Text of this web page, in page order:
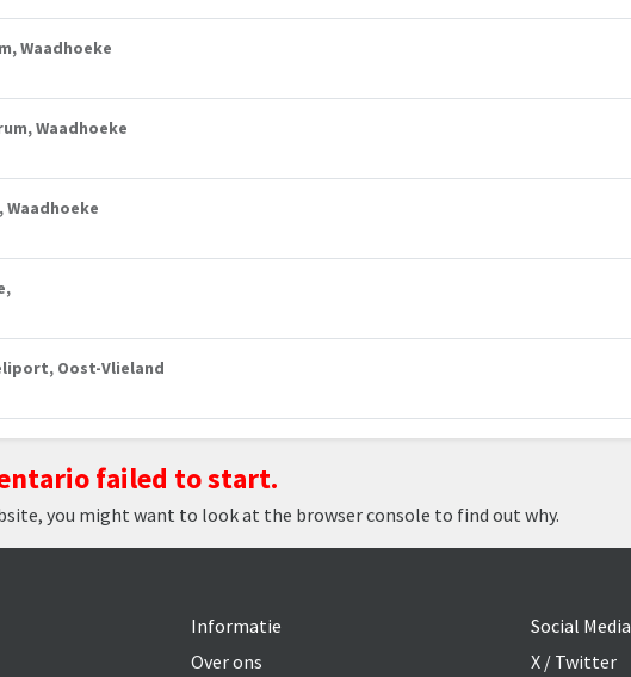
Waadhoeke
Waadhoeke
Waadhoeke
Oost-Vlieland
failed to start.
you might want to look at the browser console to find out why.
Informatie
Over ons
Social Media
X / Twitter